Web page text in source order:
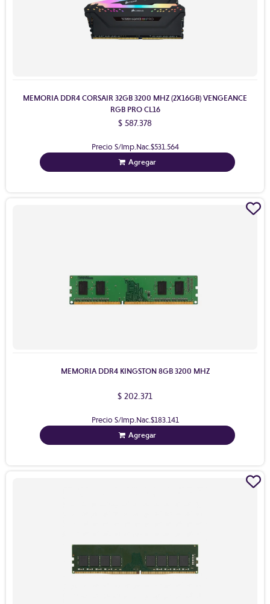
MEMORIA DDR4 CORSAIR 32GB 3200 MHZ (2X16GB) VENGEANCE
RGB PRO CL16
$ 587.378
Precio S/Imp.Nac.$531.564
Agregar
MEMORIA DDR4 KINGSTON 8GB 3200 MHZ
$ 202.371
Precio S/Imp.Nac.$183.141
Agregar